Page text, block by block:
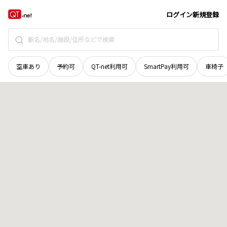
ログイン新規登録
空車あり 予約可 QT-net利用可 SmartPay利用可 車椅子
広島県